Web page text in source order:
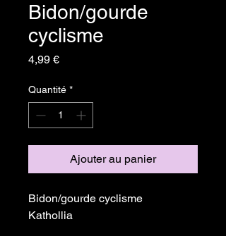
Bidon/gourde
cyclisme
4,99 €Prix
Quantité *
Ajouter au panier
Bidon/gourde cyclisme
Kathollia